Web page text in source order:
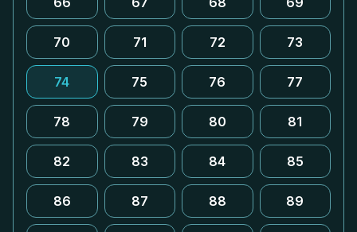
70 71 72 73
74 75 76 77
78 79 80 81
82 83 84 85
86 87 88 89